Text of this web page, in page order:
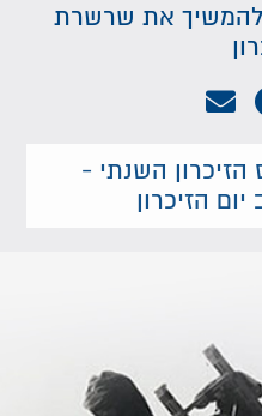
את שרשרת
השנתי -
הזיכרון